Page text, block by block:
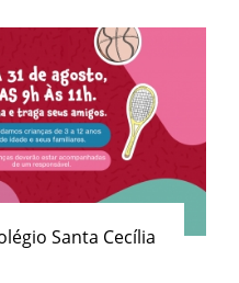
Santa Cecília